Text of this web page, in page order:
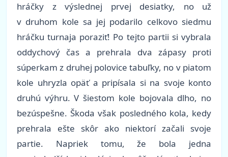
hráčky z výslednej prvej desiatky, no už
v druhom kole sa jej podarilo celkovo siedmu
hráčku turnaja poraziť! Po tejto partii si vybrala
oddychový čas a prehrala dva zápasy proti
súperkam z druhej polovice tabuľky, no v piatom
kole uhryzla opäť a pripísala si na svoje konto
druhú výhru. V šiestom kole bojovala dlho, no
bezúspešne. Škoda však posledného kola, kedy
prehrala ešte skôr ako niektorí začali svoje
partie. Napriek tomu, že bola jedna